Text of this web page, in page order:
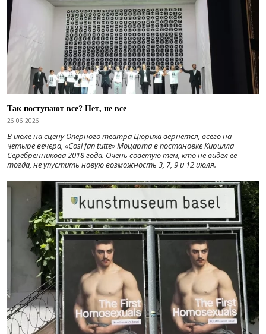
Так поступают все? Нет, не все
26.06.2026
В июле на сцену Оперного театра Цюриха вернется, всего на
четыре вечера, «Cosí fan tutte» Моцарта в постановке Кирилла
Серебренникова 2018 года. Очень советую тем, кто не видел ее
тогда, не упустить новую возможность 3, 7, 9 и 12 июля.